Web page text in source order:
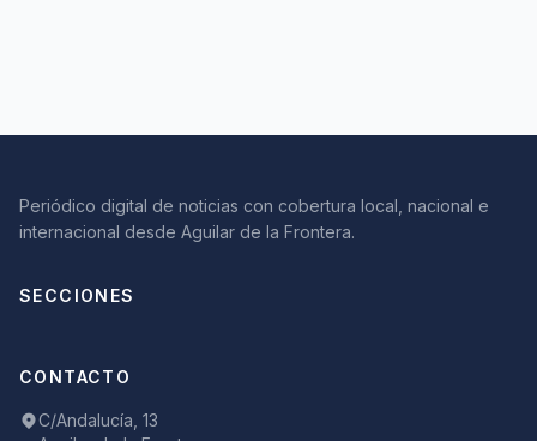
Periódico digital de noticias con cobertura local, nacional e
internacional desde Aguilar de la Frontera.
SECCIONES
CONTACTO
C/Andalucía, 13